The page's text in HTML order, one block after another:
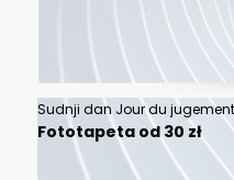
Fototapeta od 30 zł